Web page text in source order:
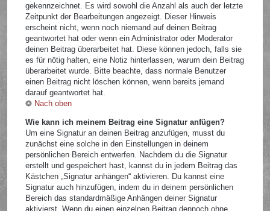
gekennzeichnet. Es wird sowohl die Anzahl als auch der letzte
Zeitpunkt der Bearbeitungen angezeigt. Dieser Hinweis
erscheint nicht, wenn noch niemand auf deinen Beitrag
geantwortet hat oder wenn ein Administrator oder Moderator
deinen Beitrag überarbeitet hat. Diese können jedoch, falls sie
es für nötig halten, eine Notiz hinterlassen, warum dein Beitrag
überarbeitet wurde. Bitte beachte, dass normale Benutzer
einen Beitrag nicht löschen können, wenn bereits jemand
darauf geantwortet hat.
Nach oben
Wie kann ich meinem Beitrag eine Signatur anfügen?
Um eine Signatur an deinen Beitrag anzufügen, musst du
zunächst eine solche in den Einstellungen in deinem
persönlichen Bereich entwerfen. Nachdem du die Signatur
erstellt und gespeichert hast, kannst du in jedem Beitrag das
Kästchen „Signatur anhängen“ aktivieren. Du kannst eine
Signatur auch hinzufügen, indem du in deinem persönlichen
Bereich das standardmäßige Anhängen deiner Signatur
aktivierst. Wenn du einen einzelnen Beitrag dennoch ohne